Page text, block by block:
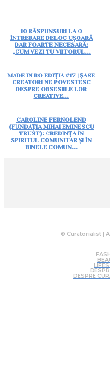
10 RĂSPUNSURI LA O
ÎNTREBARE DELOC UȘOARĂ
DAR FOARTE NECESARĂ:
„CUM VEZI TU VIITORUL...
MADE IN RO EDIȚIA #17 | ȘASE
CREATORI NE POVESTESC
DESPRE OBSESIILE LOR
CREATIVE...
CAROLINE FERNOLEND
(FUNDAȚIA MIHAI EMINESCU
TRUST): CREDINȚA ÎN
SPIRITUL COMUNITAR ȘI ÎN
BINELE COMUN...
© Curatorialist |
DESPRE